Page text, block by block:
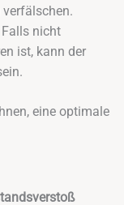
nicht
ist, kann der
eine optimale